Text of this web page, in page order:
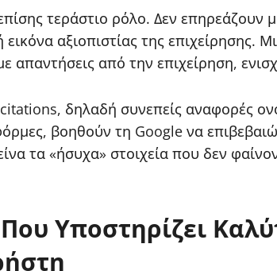
τεράστιο ρόλο. Δεν
εικόνα αξιοπιστίας της επιχείρησης.
απαντήσεις από την επιχείρηση,
δηλαδή συνεπείς αναφορές
βοηθούν τη Google να
τα «ήσυχα» στοιχεία που δεν
Που Υποστηρίζει